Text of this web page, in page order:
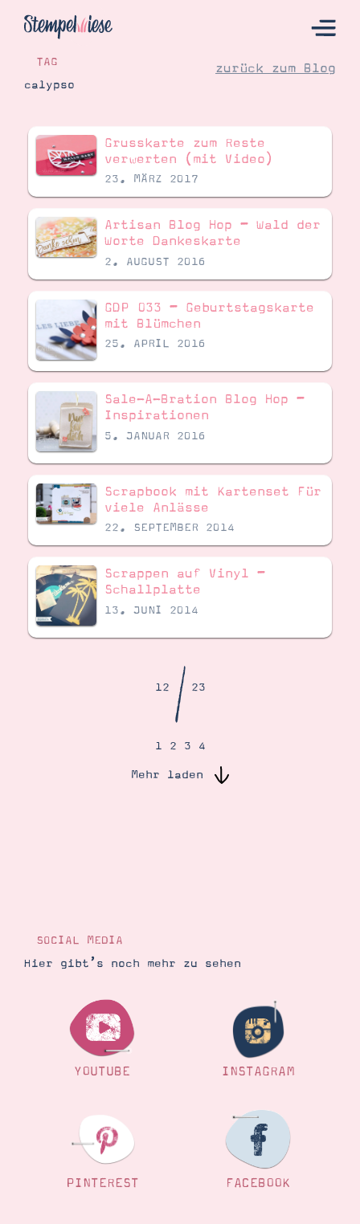
Hier Starten
Katalog
Bestellen
Angebote
Demonstrator werden
Gutscheine
Produkte erklärt
Über mich
Über Stampin’ Up!
Tipps & Tricks
Ordnungstipps
TAG
calypso
zurück zum Blog
Grusskarte zum Reste
verwerten (mit Video)
23. MÄRZ 2017
Artisan Blog Hop – Wald der
Worte Dankeskarte
2. AUGUST 2016
GDP 033 – Geburtstagskarte
mit Blümchen
25. APRIL 2016
Sale-A-Bration Blog Hop –
Inspirationen
5. JANUAR 2016
Scrapbook mit Kartenset Für
viele Anlässe
22. SEPTEMBER 2014
Scrappen auf Vinyl –
Schallplatte
13. JUNI 2014
12/23
1 2 3 4
Mehr laden
SOCIAL MEDIA
Hier gibt’s noch mehr zu sehen
YOUTUBE INSTAGRAM
PINTEREST FACEBOOK